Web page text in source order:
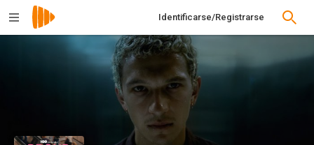
Identificarse/Registrarse